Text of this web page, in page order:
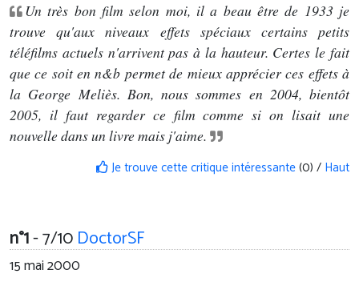
Un très bon film selon moi, il a beau être de 1933 je
trouve qu'aux niveaux effets spéciaux certains petits
téléfilms actuels n'arrivent pas à la hauteur. Certes le fait
que ce soit en n&b permet de mieux apprécier ces effets à
la George Meliès. Bon, nous sommes en 2004, bientôt
2005, il faut regarder ce film comme si on lisait une
nouvelle dans un livre mais j'aime.
Je trouve cette critique intéressante(0) / Haut
n°1- 7/10DoctorSF
15 mai 2000